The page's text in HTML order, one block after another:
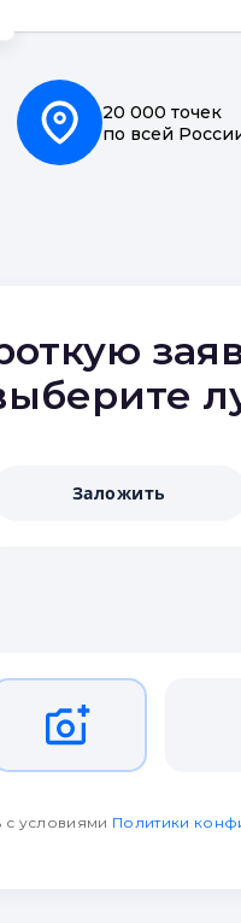
20 000 точек
по всей
Заложить
условиями Политики